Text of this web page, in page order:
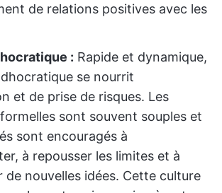
de relations positives avec les
: Rapide et dynamique,
se nourrit
et de prise de risques. Les
sont souvent souples et
sont encouragés à
à repousser les limites et à
de nouvelles idées. Cette culture